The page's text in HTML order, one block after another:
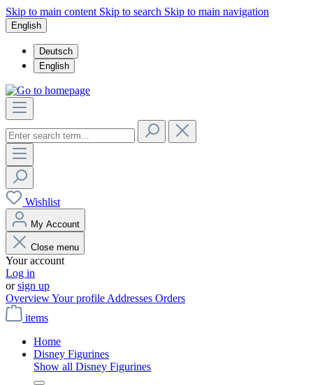
Skip to main content Skip to search Skip to main navigation
English
Deutsch
English
Wishlist
My Account
Close menu
Your account
Log in
orsign up
OverviewYour profile Addresses Orders
items
Home
Disney Figurines
Show all Disney Figurines